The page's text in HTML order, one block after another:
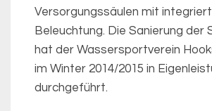
Versorgungssäulen mit
Beleuchtung. Die Sanierung der
hat der Wassersportverein
im Winter 2014/2015 in
durchgeführt.